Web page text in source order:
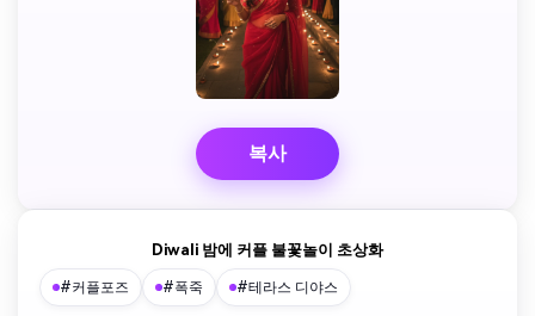
복사
Diwali 밤에 커플 불꽃놀이 초상화
#커플포즈 #폭죽 #테라스 디야스